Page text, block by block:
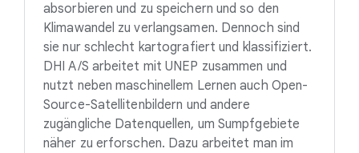
absorbieren und zu speichern und so den
Klimawandel zu verlangsamen. Dennoch sind
sie nur schlecht kartografiert und klassifiziert.
DHI A/S arbeitet mit UNEP zusammen und
nutzt neben maschinellem Lernen auch Open-
Source-Satellitenbildern und andere
zugängliche Datenquellen, um Sumpfgebiete
näher zu erforschen. Dazu arbeitet man im